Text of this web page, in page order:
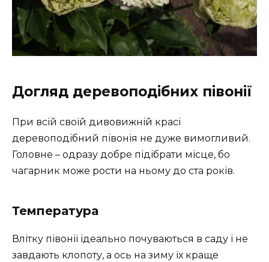
Догляд деревоподібних півонії
При всій своїй дивовижній красі
деревоподібний півонія не дуже вимогливий.
Головне – одразу добре підібрати місце, бо
чагарник може рости на ньому до ста років.
Температура
Влітку півонії ідеально почуваються в саду і не
завдають клопоту, а ось на зиму їх краще